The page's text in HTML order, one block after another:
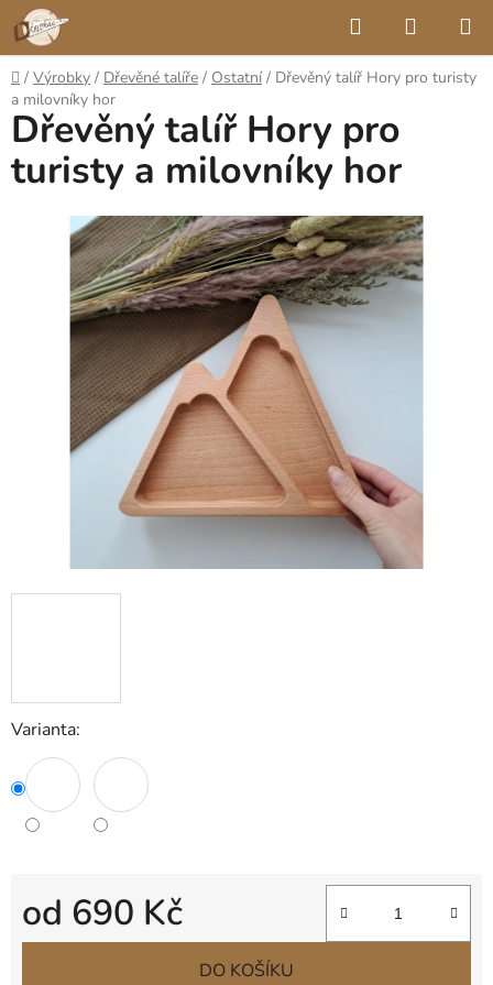
Přejít
na
obsah
Hledat
KOŠÍK
Domů
/ Výrobky / Dřevěné talíře / Ostatní / Dřevěný talíř Hory pro turisty
a milovníky hor
Varianta:
od 690 Kč
Měrná cena:
DO KOŠÍKU
Dřevěný talíř Hory pro
turisty a milovníky hor